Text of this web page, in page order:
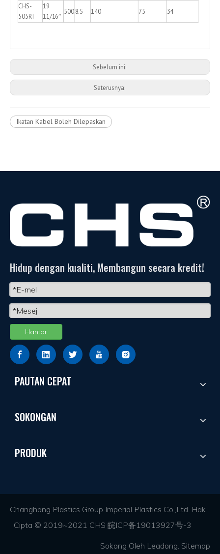
CHS-
505RT
19
11/16″
500 8.5 140 75 34
Sebelum ini:
Seterusnya:
Ikatan Kabel Boleh Dilepaskan
Hidup dengan kualiti, Membangun secara kredit!
Hantar
PAUTAN CEPAT
SOKONGAN
PRODUK
Changhong Plastics Group Imperial Plastics Co.,Ltd. Hak
Cipta © 2019~2021 CHS 皖ICP备19013927号-3
Sokong Oleh Leadong Sitemap